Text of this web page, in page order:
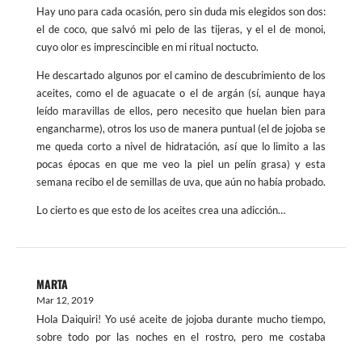
Hay uno para cada ocasión, pero sin duda mis elegidos son dos:
el de coco, que salvó mi pelo de las tijeras, y el el de monoi,
cuyo olor es imprescincible en mi ritual noctucto.
He descartado algunos por el camino de descubrimiento de los
aceites, como el de aguacate o el de argán (sí, aunque haya
leído maravillas de ellos, pero necesito que huelan bien para
engancharme), otros los uso de manera puntual (el de jojoba se
me queda corto a nivel de hidratación, así que lo limito a las
pocas épocas en que me veo la piel un pelín grasa) y esta
semana recibo el de semillas de uva, que aún no había probado.
Lo cierto es que esto de los aceites crea una adicción…
MARTA
Mar 12, 2019
Hola Daiquiri! Yo usé aceite de jojoba durante mucho tiempo,
sobre todo por las noches en el rostro, pero me costaba